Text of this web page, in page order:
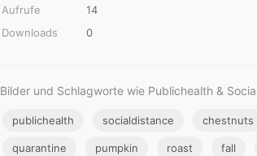
Aufrufe
14
Downloads
0
Bilder und Schlagworte wie Publichealth &
publichealth socialdistance chestnuts
quarantine pumpkin roast fall